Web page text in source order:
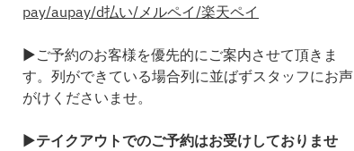
pay/aupay/d払い/メルペイ/楽天ペイ
▶ご予約のお客様を優先的にご案内させて頂きま
す。列ができている場合列に並ばずスタッフにお声
がけくださいませ。
▶テイクアウトでのご予約はお受けしておりませ